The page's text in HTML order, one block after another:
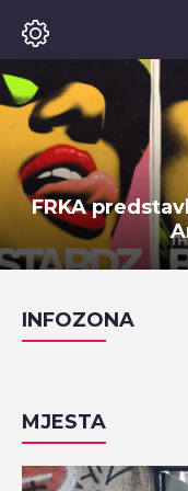
FRKA
INFOZONA
MJESTA